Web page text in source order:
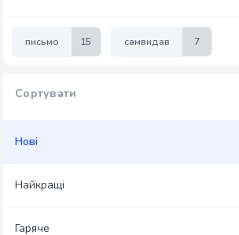
письмо 15 самвидав 7
Сортувати
Нові
Найкращі
Гаряче